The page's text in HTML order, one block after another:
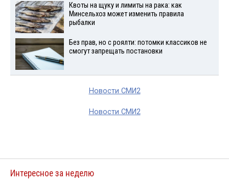
Квоты на щуку и лимиты на рака: как
Минсельхоз может изменить правила
рыбалки
Без прав, но с роялти: потомки классиков не
смогут запрещать постановки
Новости СМИ2
Новости СМИ2
Интересное за неделю